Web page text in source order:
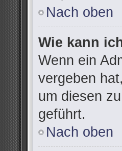
Nach oben
Wie kann
Wenn ein
vergeben
um diesen
geführt.
Nach oben